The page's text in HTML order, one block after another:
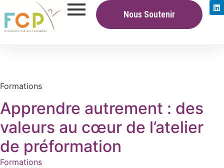
Nous Soutenir
Formations
Apprendre autrement : des
valeurs au cœur de l’atelier
de préformation
Formations